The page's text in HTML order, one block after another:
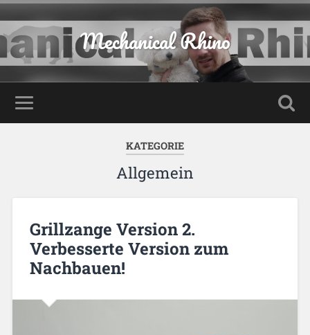
Mechanical Rhino
KATEGORIE
Allgemein
Grillzange Version 2.
Verbesserte Version zum
Nachbauen!